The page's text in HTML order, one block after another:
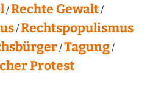
Rechte Gewalt
Rechtspopulismus
Tagung
Protest